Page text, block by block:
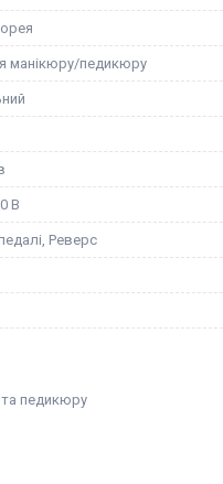
манікюру/педикюру
В
Реверс
та педикюру